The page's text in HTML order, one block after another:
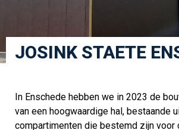
JOSINK STAETE
In Enschede hebben we in 2023 de
van een hoogwaardige hal, bestaande
compartimenten die bestemd zijn voor